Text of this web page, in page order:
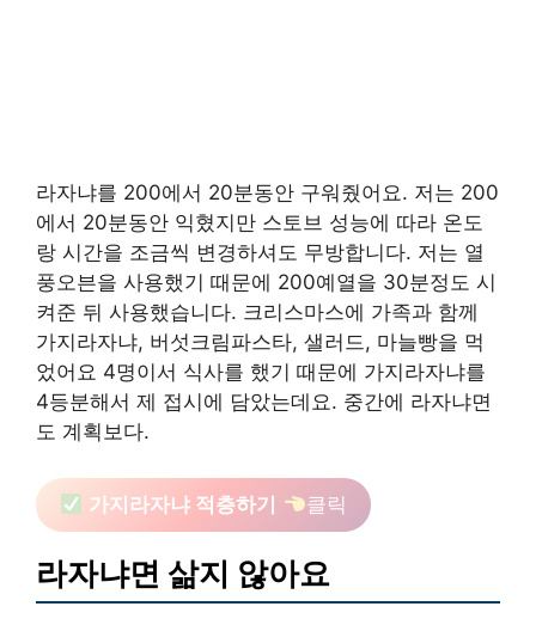
라자냐를 200에서 20분동안 구워줬어요. 저는 200
에서 20분동안 익혔지만 스토브 성능에 따라 온도
랑 시간을 조금씩 변경하셔도 무방합니다. 저는 열
풍오븐을 사용했기 때문에 200예열을 30분정도 시
켜준 뒤 사용했습니다. 크리스마스에 가족과 함께
가지라자냐, 버섯크림파스타, 샐러드, 마늘빵을 먹
었어요 4명이서 식사를 했기 때문에 가지라자냐를
4등분해서 제 접시에 담았는데요. 중간에 라자냐면
도 계획보다.
가지라자냐 적층하기 클릭
라자냐면 삶지 않아요